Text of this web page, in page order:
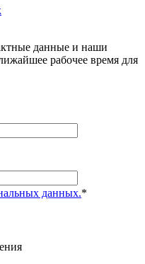
данные и наши
рабочее время для
данных.*